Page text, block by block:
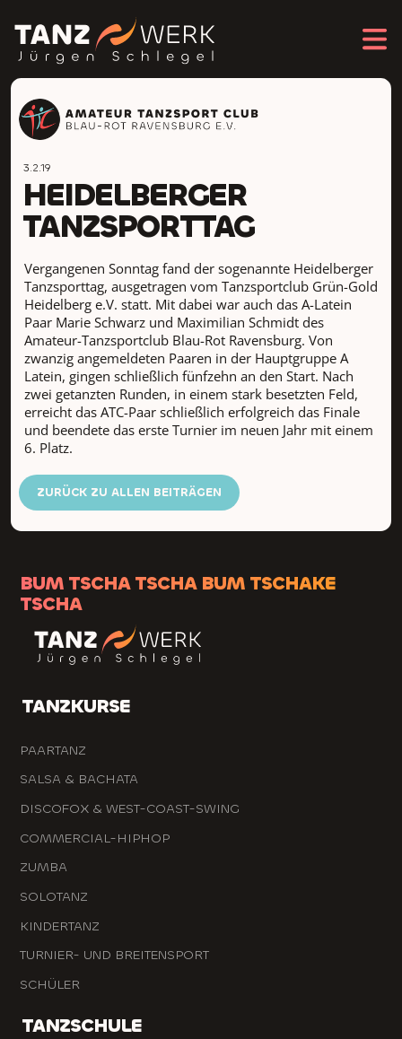
3.2.19
HEIDELBERGER
TANZSPORTTAG
Vergangenen Sonntag fand der sogenannte Heidelberger
Tanzsporttag, ausgetragen vom Tanzsportclub Grün-Gold
Heidelberg e.V. statt. Mit dabei war auch das A-Latein
Paar Marie Schwarz und Maximilian Schmidt des
Amateur-Tanzsportclub Blau-Rot Ravensburg. Von
zwanzig angemeldeten Paaren in der Hauptgruppe A
Latein, gingen schließlich fünfzehn an den Start. Nach
zwei getanzten Runden, in einem stark besetzten Feld,
erreicht das ATC-Paar schließlich erfolgreich das Finale
und beendete das erste Turnier im neuen Jahr mit einem
6. Platz.
ZURÜCK ZU ALLEN BEITRÄGEN
BUM TSCHA TSCHA BUM TSCHAKE
TSCHA
TANZKURSE
PAARTANZ
SALSA & BACHATA
DISCOFOX & WEST-COAST-SWING
COMMERCIAL-HIPHOP
ZUMBA
SOLOTANZ
KINDERTANZ
TURNIER- UND BREITENSPORT
SCHÜLER
TANZSCHULE